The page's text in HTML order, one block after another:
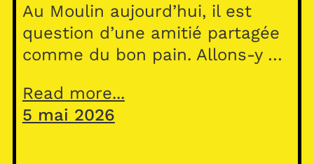
Au Moulin aujourd’hui, il est
question d’une amitié partagée
comme du bon pain. Allons-y …
Read more...
5 mai 2026